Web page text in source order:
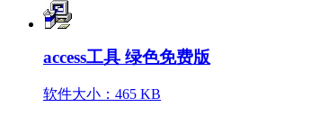
access工具 绿色免费版
软件大小：465 KB